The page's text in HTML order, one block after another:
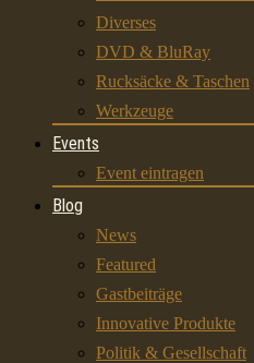
Diverses
DVD & BluRay
Rucksäcke & Taschen
Werkzeuge
Events
Event eintragen
Blog
News
Featured
Gastbeiträge
Innovative Produkte
Politik & Gesellschaft